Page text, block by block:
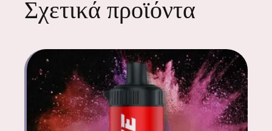
Σχετικά προϊόντα